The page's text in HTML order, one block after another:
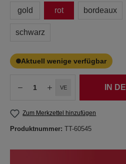
gold rot bordeaux
schwarz
Aktuell wenige verfügbar
VE IN
Zum Merkzettel hinzufügen
Produktnummer: TT-60545